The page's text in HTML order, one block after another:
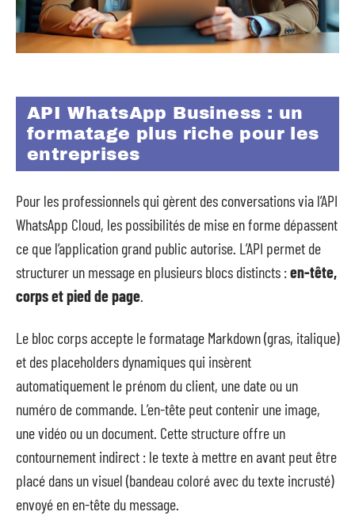
API WhatsApp Business : un
formatage plus riche pour les
entreprises
Pour les professionnels qui gèrent des conversations via l’API
WhatsApp Cloud, les possibilités de mise en forme dépassent
ce que l’application grand public autorise. L’API permet de
structurer un message en plusieurs blocs distincts :en-tête,
corps et pied de page.
Le bloc corps accepte le formatage Markdown (gras, italique)
et des placeholders dynamiques qui insèrent
automatiquement le prénom du client, une date ou un
numéro de commande. L’en-tête peut contenir une image,
une vidéo ou un document. Cette structure offre un
contournement indirect : le texte à mettre en avant peut être
placé dans un visuel (bandeau coloré avec du texte incrusté)
envoyé en en-tête du message.